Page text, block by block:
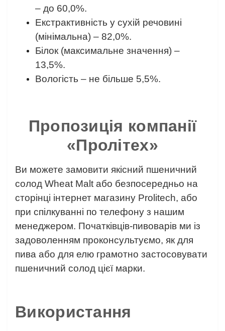
– до 60,0%.
Екстрактивність у сухій речовині
(мінімальна) – 82,0%.
Білок (максимальне значення) –
13,5%.
Вологість – не більше 5,5%.
Пропозиція компанії
«Пролітех»
Ви можете замовити якісний пшеничний
солод Wheat Malt або безпосередньо на
сторінці інтернет магазину Prolitech, або
при спілкуванні по телефону з нашим
менеджером. Початківців-пивоварів ми із
задоволенням проконсультуємо, як для
пива або для елю грамотно застосовувати
пшеничний солод цієї марки.
Використання